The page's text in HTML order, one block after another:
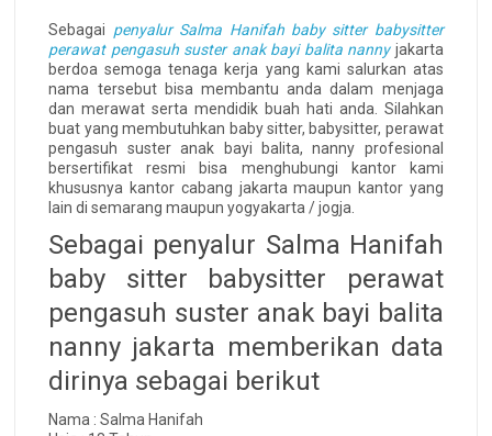
Sebagai penyalur Salma Hanifah baby sitter babysitter
perawat pengasuh suster anak bayi balita nannyjakarta
berdoa semoga tenaga kerja yang kami salurkan atas
nama tersebut bisa membantu anda dalam menjaga
dan merawat serta mendidik buah hati anda. Silahkan
buat yang membutuhkan baby sitter, babysitter, perawat
pengasuh suster anak bayi balita, nanny profesional
bersertifikat resmi bisa menghubungi kantor kami
khususnya kantor cabang jakarta maupun kantor yang
lain di semarang maupun yogyakarta / jogja.
Sebagai penyalur Salma Hanifah
baby sitter babysitter perawat
pengasuh suster anak bayi balita
nanny jakarta memberikan data
dirinya sebagai berikut
Nama : Salma Hanifah